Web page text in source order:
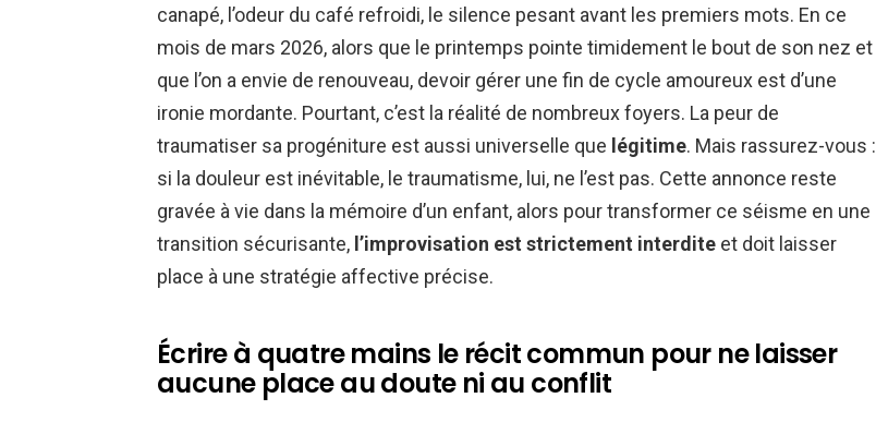
canapé, l’odeur du café refroidi, le silence pesant avant les premiers mots. En ce
mois de mars 2026, alors que le printemps pointe timidement le bout de son nez et
que l’on a envie de renouveau, devoir gérer une fin de cycle amoureux est d’une
ironie mordante. Pourtant, c’est la réalité de nombreux foyers. La peur de
traumatiser sa progéniture est aussi universelle que légitime. Mais rassurez-vous :
si la douleur est inévitable, le traumatisme, lui, ne l’est pas. Cette annonce reste
gravée à vie dans la mémoire d’un enfant, alors pour transformer ce séisme en une
transition sécurisante, l’improvisation est strictement interdite et doit laisser
place à une stratégie affective précise.
Écrire à quatre mains le récit commun pour ne laisser
aucune place au doute ni au conflit